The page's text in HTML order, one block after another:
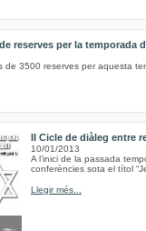
reserves per la temporada
de 3500 reserves per aquesta
II Cicle de diàleg entre
10/01/2013
A l’inici de la passada
conferències sota el títol
Llegir més...